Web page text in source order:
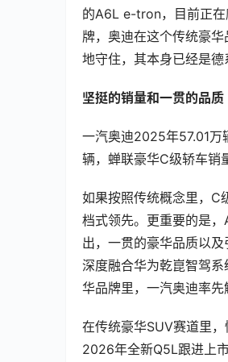
的A6L e-tron，目前正在
牌，奥迪在这个传统豪
地守住，其本身已经是德
坚挺的销量和一贯的品质
一汽奥迪2025年57.01万
辆，蝉联豪华C级轿车销
如果按照传统概念里，C
档式领先。更重要的是
出，一贯的豪华品质以
深度融合华为乾崑智驾
华品牌里，一汽奥迪率先
在传统豪华SUV赛道里
2026年全新Q5L跟进上